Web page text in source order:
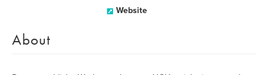
Website
About